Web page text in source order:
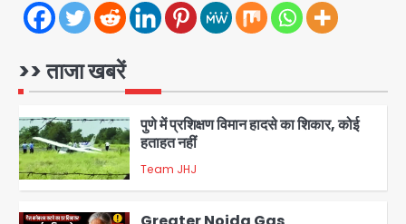
>> ताजा खबरें
1
Baramati Airport Plane Crash:
2
पुणे में प्रशिक्षण विमान हादसे का शिकार, कोई
हताहत नहीं
Team JHJ